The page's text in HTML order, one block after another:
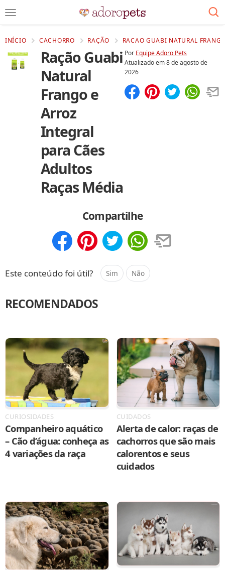
INÍCIO CACHORRO RAÇÃO RACAO GUABI NATURAL
Ração Guabi
Natural
Frango e
Arroz
Integral
para Cães
Adultos
Raças Média
Por Equipe Adoro Pets
Atualizado em8 de agosto de
2026
Compartilhe
Este conteúdo foi útil? Sim Não
RECOMENDADOS
CURIOSIDADES
Companheiro aquático
– Cão d’água: conheça as
4 variações da raça
CUIDADOS
Alerta de calor: raças de
cachorros que são mais
calorentos e seus
cuidados